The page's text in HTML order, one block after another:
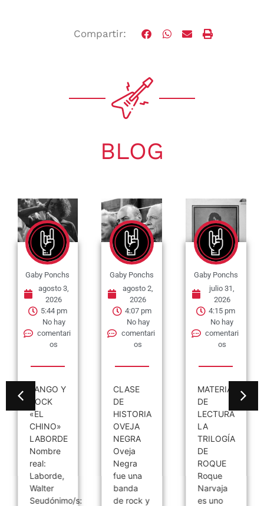
Compartir:
BLOG
Gaby Ponchs
agosto 3,
2026
5:44 pm
No hay
comentari
os
TANGO Y
ROCK
«EL
CHINO»
LABORDE
Nombre
real:
Laborde,
Walter
Seudónimo/s:
Gaby Ponchs
agosto 2,
2026
4:07 pm
No hay
comentari
os
CLASE
DE
HISTORIA
OVEJA
NEGRA
Oveja
Negra
fue una
banda
de rock y
Gaby Ponchs
julio 31,
2026
4:15 pm
No hay
comentari
os
MATERIAL
DE
LECTURA
LA
TRILOGÍA
DE
ROQUE
Roque
Narvaja
es uno